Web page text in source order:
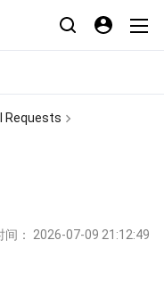
Requests
： 2026-07-09 21:12:49